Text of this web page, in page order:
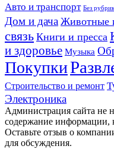
Авто и транспорт Без
Дом и дача Животные
связь Книги и пресса
и здоровье Музыка
Покупки
Строительство и ремонт
Электроника
Администрация сайта не
содержание информации,
Оставьте отзыв о
для обсуждения.